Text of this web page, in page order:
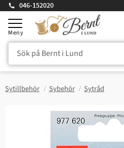
Meny
046-152020
Sytillbehör Sybehör Sytråd